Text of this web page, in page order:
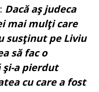
: Dacă aş judeca
mai mulţi care
susţinut pe Liviu
să fac o
şi-a pierdut
cu care a fost